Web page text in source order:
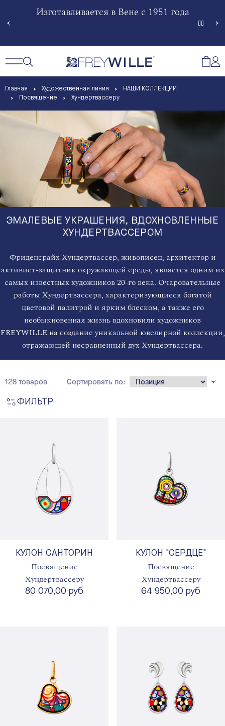
Изготавливается в Вене с 1951 года
Открыть / Закрыть навигацию
Открытый поиск
Главная Художественная линия
НАШИ КОЛЛЕКЦИИ
Посвящение
Хундертвассеру
ЭМАЛЕВЫЕ УКРАШЕНИЯ, ВДОХНОВЛЕННЫЕ
ХУНДЕРТВАССЕРОМ
Фриденсрайх Хундертвассер, живописец, архитектор и
активист-защитник окружающей среды, является одним из
самых известных художников 20-го века. Очаровательные
работы Хундертвассера, характеризующиеся богатой
цветовой палитрой и ярким блеском, а также его
необыкновенная жизнь вдохновили художников
FREYWILLE на создание уникальной ювелирной коллекции,
отражающей несравненный дух Хундертвассера.
ФИЛЬТР
КУЛОН САНТОРИН
Посвящение
Хундертвассеру
80 070,00 руб
КУЛОН "СЕРДЦЕ"
Посвящение
Хундертвассеру
64 950,00 руб
128 товаров Сортировать по: